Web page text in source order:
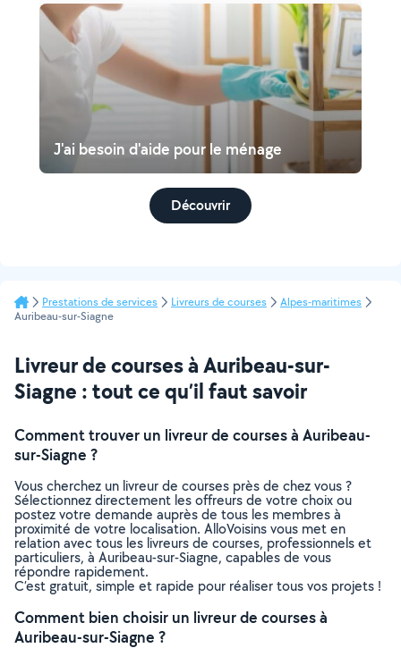
J'ai besoin d'aide pour le ménage
Découvrir
Prestations de services Livreurs de courses
Alpes-maritimes
Auribeau-sur-Siagne
Livreur de courses à Auribeau-sur-
Siagne : tout ce qu’il faut savoir
Comment trouver un livreur de courses à Auribeau-
sur-Siagne ?
Vous cherchez un livreur de courses près de chez vous ?
Sélectionnez directement les offreurs de votre choix ou
postez votre demande auprès de tous les membres à
proximité de votre localisation. AlloVoisins vous met en
relation avec tous les livreurs de courses, professionnels et
particuliers, à Auribeau-sur-Siagne, capables de vous
répondre rapidement.
C’est gratuit, simple et rapide pour réaliser tous vos projets !
Comment bien choisir un livreur de courses à
Auribeau-sur-Siagne ?